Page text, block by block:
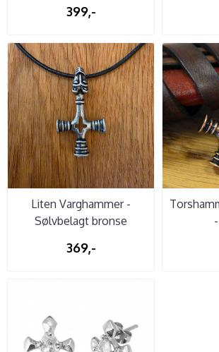
399,-
Liten Varghammer -
Sølvbelagt bronse
369,-